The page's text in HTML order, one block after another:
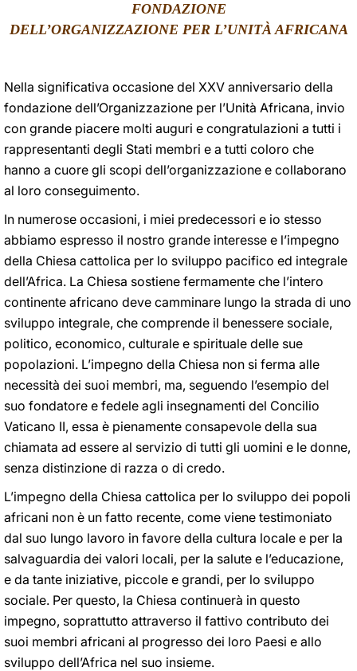
FONDAZIONE
DELL’ORGANIZZAZIONE PER L’UNITÀ AFRICANA
Nella significativa occasione del XXV anniversario della
fondazione dell’Organizzazione per l’Unità Africana, invio
con grande piacere molti auguri e congratulazioni a tutti i
rappresentanti degli Stati membri e a tutti coloro che
hanno a cuore gli scopi dell’organizzazione e collaborano
al loro conseguimento.
In numerose occasioni, i miei predecessori e io stesso
abbiamo espresso il nostro grande interesse e l’impegno
della Chiesa cattolica per lo sviluppo pacifico ed integrale
dell’Africa. La Chiesa sostiene fermamente che l’intero
continente africano deve camminare lungo la strada di uno
sviluppo integrale, che comprende il benessere sociale,
politico, economico, culturale e spirituale delle sue
popolazioni. L’impegno della Chiesa non si ferma alle
necessità dei suoi membri, ma, seguendo l’esempio del
suo fondatore e fedele agli insegnamenti del Concilio
Vaticano II, essa è pienamente consapevole della sua
chiamata ad essere al servizio di tutti gli uomini e le donne,
senza distinzione di razza o di credo.
L’impegno della Chiesa cattolica per lo sviluppo dei popoli
africani non è un fatto recente, come viene testimoniato
dal suo lungo lavoro in favore della cultura locale e per la
salvaguardia dei valori locali, per la salute e l’educazione,
e da tante iniziative, piccole e grandi, per lo sviluppo
sociale. Per questo, la Chiesa continuerà in questo
impegno, soprattutto attraverso il fattivo contributo dei
suoi membri africani al progresso dei loro Paesi e allo
sviluppo dell’Africa nel suo insieme.